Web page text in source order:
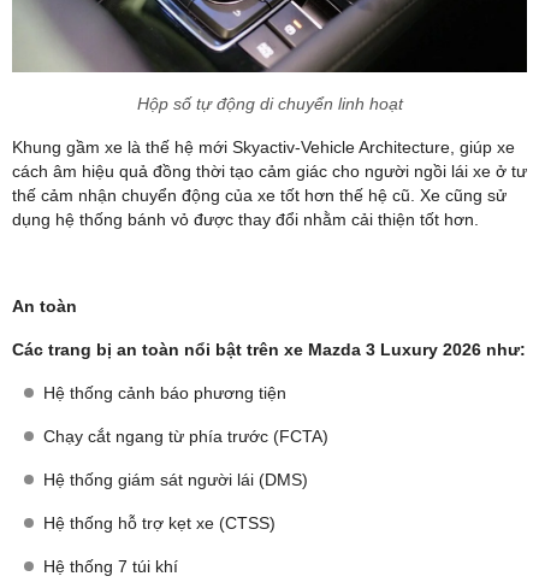
Hộp số tự động di chuyển linh hoạt
Khung gầm xe là thế hệ mới Skyactiv-Vehicle Architecture, giúp xe
cách âm hiệu quả đồng thời tạo cảm giác cho người ngồi lái xe ở tư
thế cảm nhận chuyển động của xe tốt hơn thế hệ cũ. Xe cũng sử
dụng hệ thống bánh vỏ được thay đổi nhằm cải thiện tốt hơn.
An toàn
Các trang bị an toàn nổi bật trên xe Mazda 3 Luxury 2026 như:
Hệ thống cảnh báo phương tiện
Chạy cắt ngang từ phía trước (FCTA)
Hệ thống giám sát người lái (DMS)
Hệ thống hỗ trợ kẹt xe (CTSS)
Hệ thống 7 túi khí